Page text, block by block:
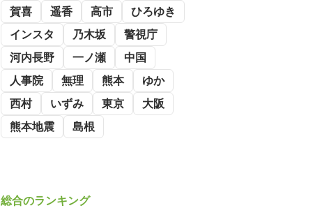
賀喜 遥香 高市
ひろゆき
インスタ
乃木坂
警視庁
河内長野
一ノ瀬
中国
人事院
無理 熊本
ゆか
西村
いずみ 東京
大阪
熊本地震
島根
総合のランキング